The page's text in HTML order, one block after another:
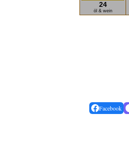
24
öl & wein
Facebook